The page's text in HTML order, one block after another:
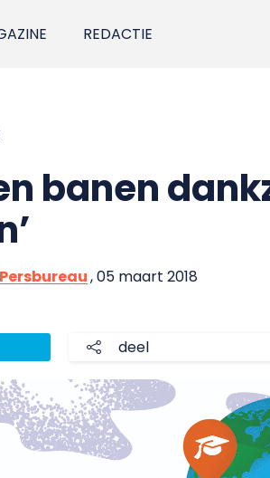
REDACTIE
banen
, 05 maart 2018
deel